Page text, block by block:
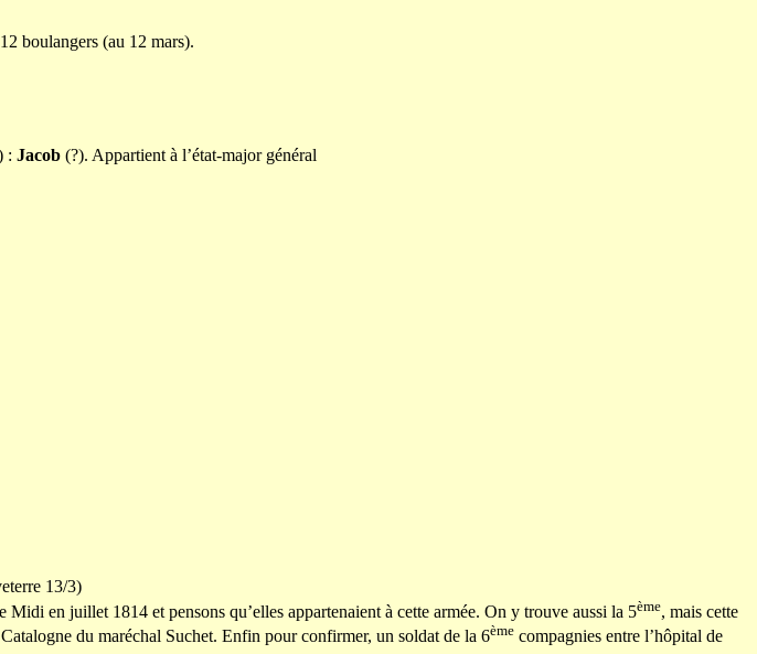
boulangers (au 12 mars).
: Jacob (?). Appartient à l’état-major général
13/3)
Midi en juillet 1814 et pensons qu’elles appartenaient à cette armée. On y trouve aussi la 5ème, mais cette
du maréchal Suchet. Enfin pour confirmer, un soldat de la 6ème compagnies entre l’hôpital de